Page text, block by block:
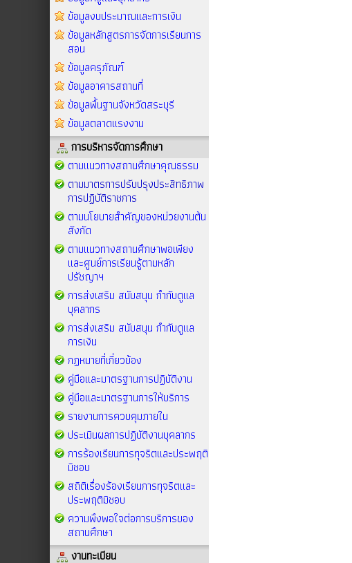
ข้อมูลงบประมาณและการเงิน
ข้อมูลหลักสูตรการจัดการเรียนการ
สอน
ข้อมูลครุภัณฑ์
ข้อมูลอาคารสถานที่
ข้อมูลพื้นฐานจังหวัดสระบุรี
ข้อมูลตลาดแรงงาน
การบริหารจัดการศึกษา
ตามแนวทางสถานศึกษาคุณธรรม
ตามมาตรการปรับปรุงประสิทธิภาพ
การปฏิบัติราชการ
ตามนโยบายสำคัญของหน่วยงานต้น
สังกัด
ตามแนวทางสถานศึกษาพอเพียง
และศูนย์การเรียนรู้ตามหลัก
ปรัชญาฯ
การส่งเสริม สนับสนุน กำกับดูแล
บุคลากร
การส่งเสริม สนับสนุน กำกับดูแล
การเงิน
กฏหมายที่เกี่ยวข้อง
คู่มือและมาตรฐานการปฏิบัติงาน
คู่มือและมาตรฐานการให้บริการ
รายงานการควบคุมภายใน
ประเมินผลการปฏิบัติงานบุคลากร
การร้องเรียนการทุจริตและประพฤติ
มิชอบ
สถิติเรื่องร้องเรียนการทุจริตและ
ประพฤติมิชอบ
ความพึงพอใจต่อการบริการของ
สถานศึกษา
งานทะเบียน